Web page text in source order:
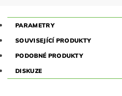
PARAMETRY
SOUVISEJÍCÍ PRODUKTY
PODOBNÉ PRODUKTY
DISKUZE